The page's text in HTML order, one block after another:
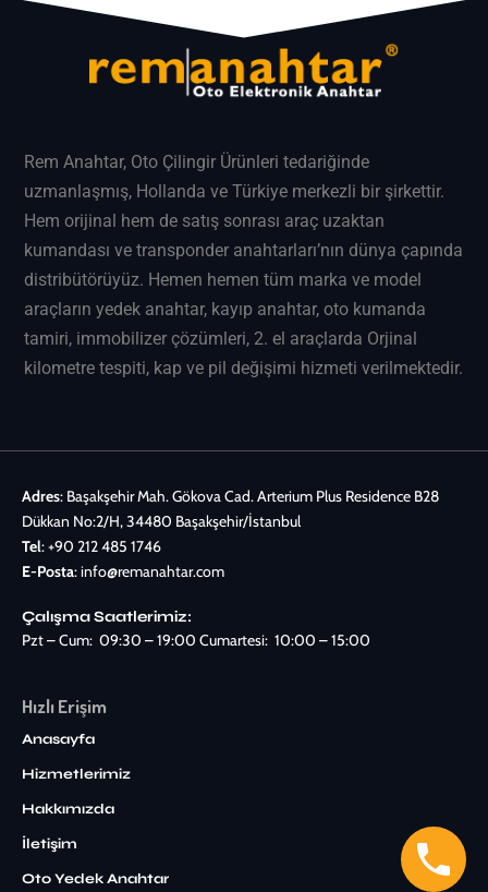
Rem Anahtar, Oto Çilingir Ürünleri tedariğinde
uzmanlaşmış, Hollanda ve Türkiye merkezli bir şirkettir.
Hem orijinal hem de satış sonrası araç uzaktan
kumandası ve transponder anahtarları’nın dünya çapında
distribütörüyüz. Hemen hemen tüm marka ve model
araçların yedek anahtar, kayıp anahtar, oto kumanda
tamiri, immobilizer çözümleri, 2. el araçlarda Orjinal
kilometre tespiti, kap ve pil değişimi hizmeti verilmektedir.
Adres: Başakşehir Mah. Gökova Cad. Arterium Plus Residence B28
Dükkan No:2/H, 34480 Başakşehir/İstanbul
Tel:+90 212 485 1746
E-Posta:info@remanahtar.com
Çalışma Saatlerimiz:
Pzt – Cum: 09:30 – 19:00 Cumartesi: 10:00 – 15:00
Hızlı Erişim
Anasayfa
Hizmetlerimiz
Hakkımızda
İletişim
Oto Yedek Anahtar